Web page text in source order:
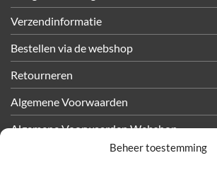
Beheer toestemming
Verzendinformatie
Bestellen via de webshop
Retourneren
Algemene Voorwaarden
Algemene Voorwaarden Webshop